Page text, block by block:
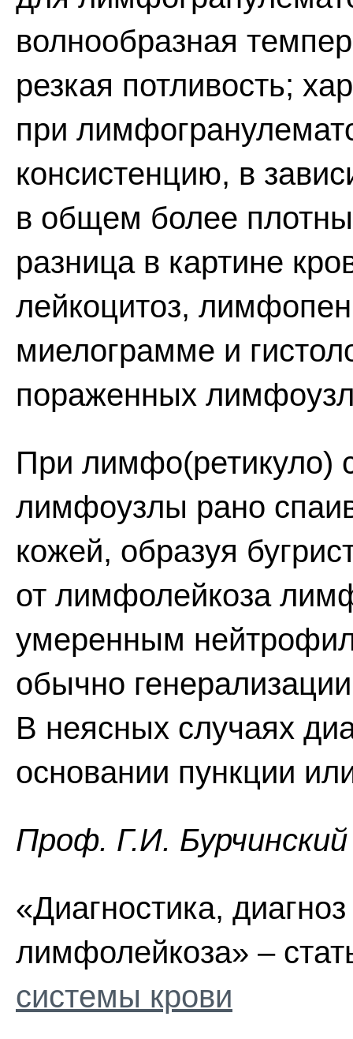
волнообразная
резкая потливость;
при
консистенцию, в
в общем более
разница в картине
лейкоцитоз,
миелограмме и
пораженных
При лимфо(ретикуло)
лимфоузлы рано
кожей, образуя
от лимфолейкоза
умеренным
обычно
В неясных случаях
основании пункции
Проф. Г.И. Бурчинский
«Диагностика,
лимфолейкоза» –
системы крови